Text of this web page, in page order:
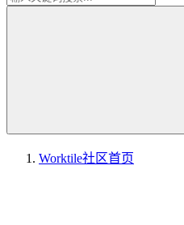
Worktile社区首页